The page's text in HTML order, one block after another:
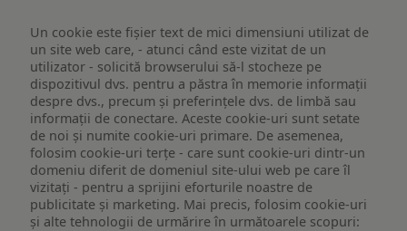
Un cookie este fişier text de mici dimensiuni utilizat de
un site web care, - atunci când este vizitat de un
utilizator - solicită browserului să-l stocheze pe
dispozitivul dvs. pentru a păstra în memorie informații
despre dvs., precum și preferințele dvs. de limbă sau
informații de conectare. Aceste cookie-uri sunt setate
de noi și numite cookie-uri primare. De asemenea,
folosim cookie-uri terțe - care sunt cookie-uri dintr-un
domeniu diferit de domeniul site-ului web pe care îl
vizitați - pentru a sprijini eforturile noastre de
publicitate și marketing. Mai precis, folosim cookie-uri
și alte tehnologii de urmărire în următoarele scopuri: